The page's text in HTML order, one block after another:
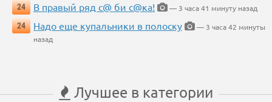
24
В правый ряд с@ би с@ка!
— 3 часа 41 минуту назад
24
Надо еще купальники в полоску
— 3 часа 42 минуты
назад
Лучшее в категории